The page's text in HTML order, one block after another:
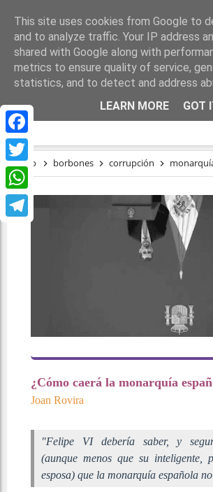
Facebook
Twitter
WhatsApp
¿CÓMO CAERÁ LA
ESPAÑOLA?
Inicio borbones corrupción
¿Cómo caerá la monarquía
Joan Rovira
"Felipe VI debería saber, y
(aunque menos que su inteligente,
esposa) que la monarquía española
This site uses cookies from Google to
and to analyze traffic. Your IP address
shared with Google along with
metrics to ensure quality of service,
statistics, and to detect and address
LEARN MORE
GOT